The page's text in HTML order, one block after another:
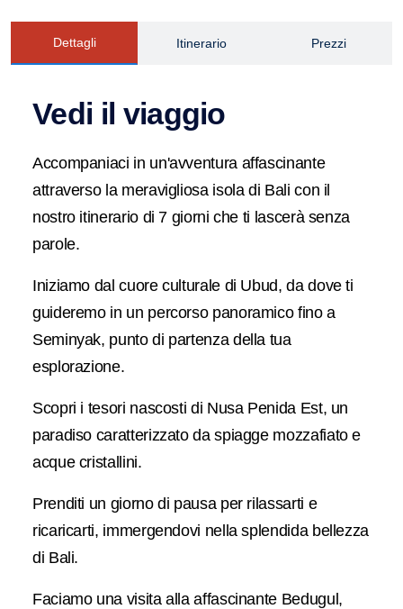
Dettagli Itinerario Prezzi
Vedi il viaggio
Accompaniaci in un'avventura affascinante
attraverso la meravigliosa isola di Bali con il
nostro itinerario di 7 giorni che ti lascerà senza
parole.
Iniziamo dal cuore culturale di Ubud, da dove ti
guideremo in un percorso panoramico fino a
Seminyak, punto di partenza della tua
esplorazione.
Scopri i tesori nascosti di Nusa Penida Est, un
paradiso caratterizzato da spiagge mozzafiato e
acque cristallini.
Prenditi un giorno di pausa per rilassarti e
ricaricarti, immergendovi nella splendida bellezza
di Bali.
Faciamo una visita alla affascinante Bedugul,